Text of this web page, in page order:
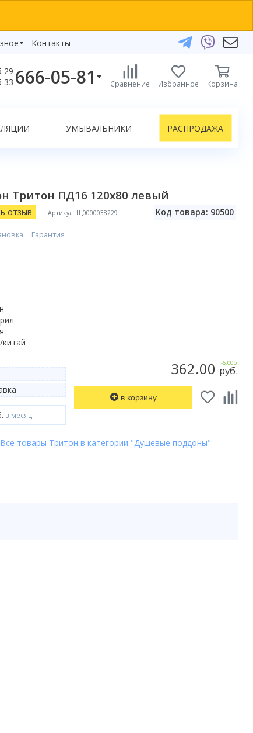
Контакты
29
33 666-05-81
29 666-05-81
+375 17 243-24-29
Сравнение Избранное Корзина
УМЫВАЛЬНИКИ РАСПРОДАЖА
Тритон ПД16 120x80 левый
отзыв Артикул: Щ0000038229 Код товара: 90500
362.00 руб.
-6.00р
в корзину
Гарантия
в месяц
Все товары Тритон в категории "Душевые поддоны"